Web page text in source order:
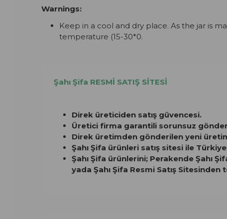
Warnings:
Keep in a cool and dry place. As the jar is
temperature (15-30*0.
Şahı Şifa RESMİ SATIŞ SİTESİ
Direk üreticiden satış güvencesi.
Üretici firma garantili sorunsuz
Direk üretimden gönderilen yeni
Şahı Şifa ürünleri satış sitesi ile
Şahı Şifa ürünlerini; Perakende Şahı
yada Şahı Şifa Resmi Satış